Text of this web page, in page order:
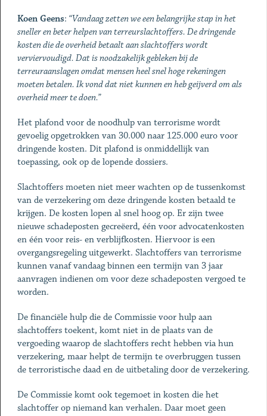
Koen Geens: “Vandaag zetten we een belangrijke stap in het
sneller en beter helpen van terreurslachtoffers. De dringende
kosten die de overheid betaalt aan slachtoffers wordt
verviervoudigd. Dat is noodzakelijk gebleken bij de
terreuraanslagen omdat mensen heel snel hoge rekeningen
moeten betalen. Ik vond dat niet kunnen en heb geijverd om als
overheid meer te doen.”
Het plafond voor de noodhulp van terrorisme wordt
gevoelig opgetrokken van 30.000 naar 125.000 euro voor
dringende kosten. Dit plafond is onmiddellijk van
toepassing, ook op de lopende dossiers.
Slachtoffers moeten niet meer wachten op de tussenkomst
van de verzekering om deze dringende kosten betaald te
krijgen. De kosten lopen al snel hoog op. Er zijn twee
nieuwe schadeposten gecreëerd, één voor advocatenkosten
en één voor reis- en verblijfkosten. Hiervoor is een
overgangsregeling uitgewerkt. Slachtoffers van terrorisme
kunnen vanaf vandaag binnen een termijn van 3 jaar
aanvragen indienen om voor deze schadeposten vergoed te
worden.
De financiële hulp die de Commissie voor hulp aan
slachtoffers toekent, komt niet in de plaats van de
vergoeding waarop de slachtoffers recht hebben via hun
verzekering, maar helpt de termijn te overbruggen tussen
de terroristische daad en de uitbetaling door de verzekering.
De Commissie komt ook tegemoet in kosten die het
slachtoffer op niemand kan verhalen. Daar moet geen